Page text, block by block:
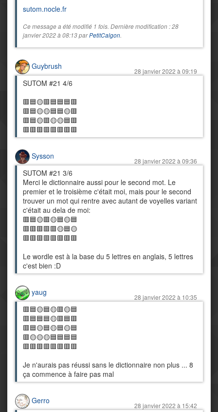
sutom.nocle.fr
Ce message a été modifié 1 fois. Dernière modification : 28
janvier 2022 à 08:13 parPetitCalgon.
Guybrush
28 janvier 2022 à 09:19
SUTOM #21 4/6
🟥🟦🟡🟥🟦🟦🟦🟥
🟥🟦🟡🟡🟦🟦🟡🟥
🟥🟦🟡🟥🟡🟡🟦🟥
🟥🟥🟥🟥🟥🟥🟥🟥
Sysson
28 janvier 2022 à 09:36
SUTOM #21 3/6
Merci le dictionnaire aussi pour le second mot. Le
premier et le troisième c'était moi, mais pour le second
trouver un mot qui rentre avec autant de voyelles variant
c'était au dela de moi:
🟥🟦🟡🟥🟡🟦🟡🟦
🟥🟥🟥🟥🟥🟡🟦🟡
🟥🟥🟥🟥🟥🟥🟥🟥
Le wordle est à la base du 5 lettres en anglais, 5 lettres
c'est bien :D
yaug
28 janvier 2022 à 10:35
🟥🟦🟡🟦🟡🟥🟡🟦
🟥🟦🟦🟦🟡🟥🟦🟥
🟥🟦🟡🟦🟡🟦🟡🟦
🟥🟡🟡🟡🟦🟦🟦🟦
🟥🟥🟥🟥🟥🟥🟥🟥
Je n'aurais pas réussi sans le dictionnaire non plus ... 8
ça commence à faire pas mal
Gerro
28 janvier 2022 à 15:42